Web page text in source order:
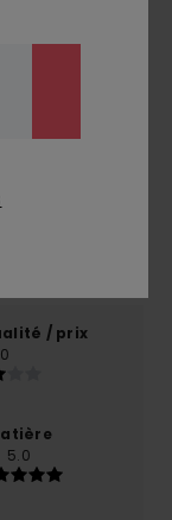
/ prix
5.0